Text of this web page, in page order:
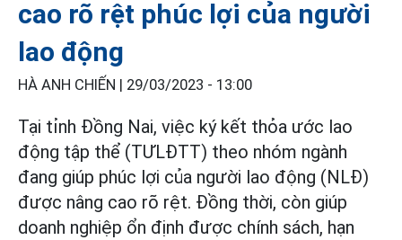
cao rõ rệt phúc lợi của người
lao động
HÀ ANH CHIẾN | 29/03/2023 - 13:00
Tại tỉnh Đồng Nai, việc ký kết thỏa ước lao
động tập thể (TƯLĐTT) theo nhóm ngành
đang giúp phúc lợi của người lao động (NLĐ)
được nâng cao rõ rệt. Đồng thời, còn giúp
doanh nghiệp ổn định được chính sách, hạn